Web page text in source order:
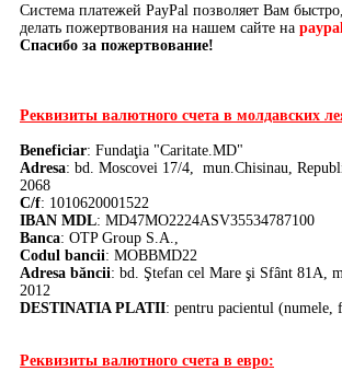
Система платежей PayPal позволяет Вам
делать пожертвования на нашем сайте на
Спасибо за пожертвование!
Реквизиты валютного счета в молдавских
Beneficiar: Fundaţia "Caritate.MD"
Adresa: bd. Moscovei 17/4, mun.Chisinau,
2068
C/f: 1010620001522
IBAN MDL: MD47MO2224ASV35534787100
Banca: OTP Group S.A.,
Codul bancii: MOBBMD22
Adresa băncii: bd. Ştefan cel Mare şi Sfânt 81A,
2012
DESTINATIA PLATII: pentru pacientul (numele,
Реквизиты валютного счета в евро: